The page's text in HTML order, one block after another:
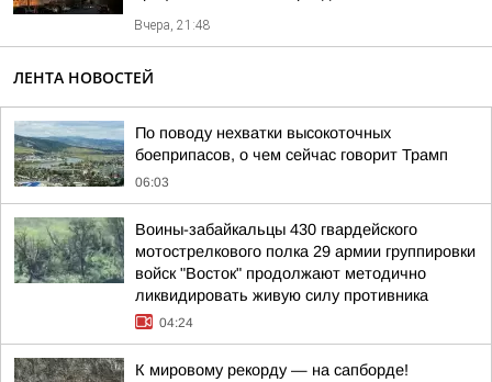
Вчера, 21:48
ЛЕНТА НОВОСТЕЙ
По поводу нехватки высокоточных
боеприпасов, о чем сейчас говорит Трамп
06:03
Воины-забайкальцы 430 гвардейского
мотострелкового полка 29 армии группировки
войск "Восток" продолжают методично
ликвидировать живую силу противника
04:24
К мировому рекорду — на сапборде!